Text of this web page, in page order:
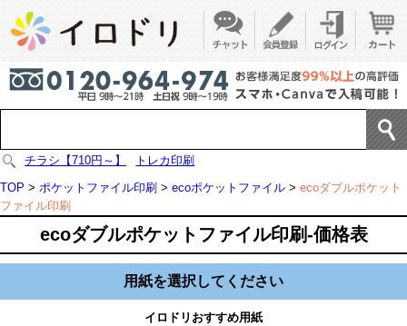
チラシ【710円～】
トレカ印刷
TOP > ポケットファイル印刷 > ecoポケットファイル > ecoダブルポケット
ファイル印刷
ecoダブルポケットファイル印刷-価格表
用紙を選択してください
イロドリおすすめ用紙